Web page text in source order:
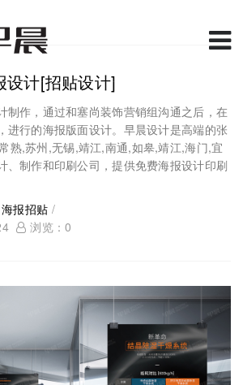
设计[招贴设计]
制作，通过和塞尚装饰营销组沟通之后，在
进行的海报版面设计。早晨设计是高端的张
熟,苏州,无锡,靖江,南通,如皋,靖江,海门,宜
、制作和印刷公司，提供免费海报设计印刷
海报招贴 /
浏览：0